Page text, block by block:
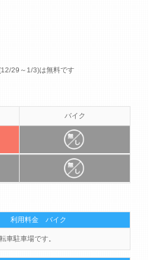
29～1/3)は無料です
バイク
利用料金 バイク
車駐車場です。